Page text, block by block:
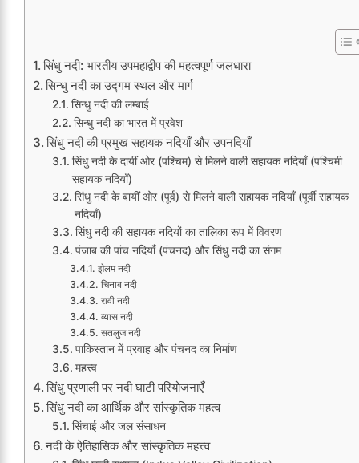
सिंधु नदी: भारतीय उपमहाद्वीप की महत्वपूर्ण जलधारा
सिन्धु नदी का उद्गम स्थल और मार्ग
सिन्धु नदी की लम्बाई
सिन्धु नदी का भारत में प्रवेश
सिंधु नदी की प्रमुख सहायक नदियाँ और उपनदियाँ
सिंधु नदी के दायीं ओर (पश्चिम) से मिलने वाली सहायक नदियाँ (पश्चिमी
सहायक नदियाँ)
सिंधु नदी के बायीं ओर (पूर्व) से मिलने वाली सहायक नदियाँ (पूर्वी सहायक
नदियाँ)
सिंधु नदी की सहायक नदियों का तालिका रूप में विवरण
पंजाब की पांच नदियाँ (पंचनद) और सिंधु नदी का संगम
झेलम नदी
चिनाब नदी
रावी नदी
व्यास नदी
सतलुज नदी
पाकिस्तान में प्रवाह और पंचनद का निर्माण
महत्त्व
सिंधु प्रणाली पर नदी घाटी परियोजनाएँ
सिंधु नदी का आर्थिक और सांस्कृतिक महत्व
सिंचाई और जल संसाधन
नदी के ऐतिहासिक और सांस्कृतिक महत्त्व